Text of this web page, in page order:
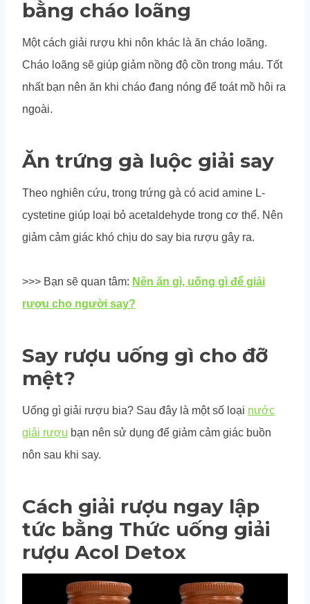
bằng cháo loãng
Một cách giải rượu khi nôn khác là ăn cháo loãng.
Cháo loãng sẽ giúp giảm nồng độ cồn trong máu. Tốt
nhất bạn nên ăn khi cháo đang nóng để toát mồ hôi ra
ngoài.
Ăn trứng gà luộc giải say
Theo nghiên cứu, trong trứng gà có acid amine L-
cystetine giúp loại bỏ acetaldehyde trong cơ thể. Nên
giảm cảm giác khó chịu do say bia rượu gây ra.
>>> Bạn sẽ quan tâm: Nên ăn gì, uống gì để giải
rượu cho người say?
Say rượu uống gì cho đỡ
mệt?
Uống gì giải rượu bia? Sau đây là một số loại nước
giải rượu bạn nên sử dụng để giảm cảm giác buồn
nôn sau khi say.
Cách giải rượu ngay lập
tức bằng Thức uống giải
rượu Acol Detox